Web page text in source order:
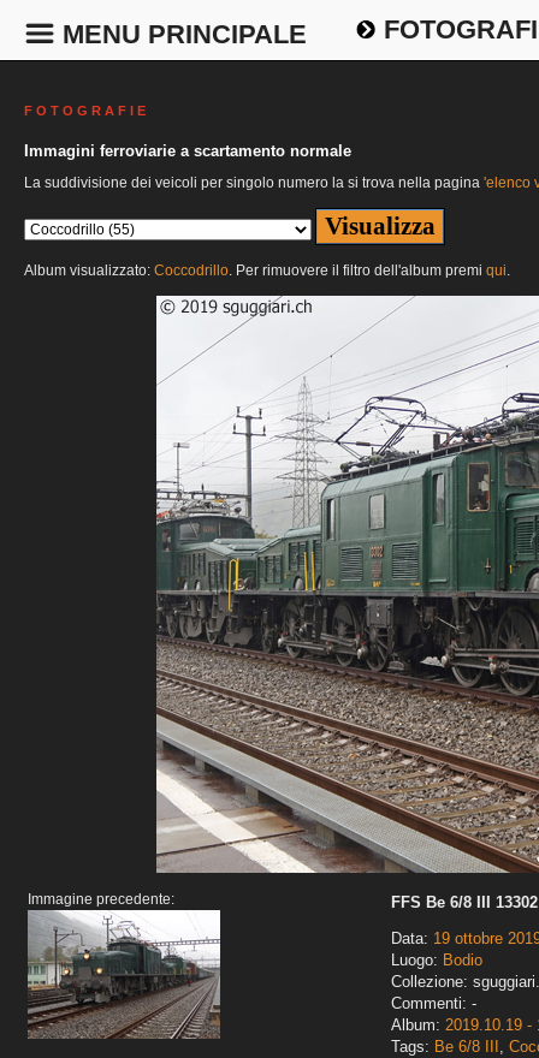
MENU PRINCIPALE
F O T O G R A F I E
Immagini ferroviarie a scartamento normale
La suddivisione dei veicoli per singolo numero la si trova nella pagina 'elenco
Album visualizzato: Coccodrillo. Per rimuovere il filtro dell'album premi qui.
Immagine precedente:
FFS Be 6/8 III 13302
Data: 19 ottobre
Luogo: Bodio
Collezione:
Commenti: -
Album: 2019.10.19 -
Tags: Be 6/8 III ,